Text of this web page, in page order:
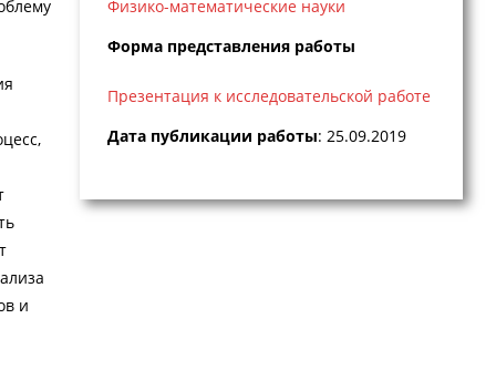
и
Физико-математические науки
Форма представления работы
Презентация к исследовательской работе
Дата публикации работы: 25.09.2019